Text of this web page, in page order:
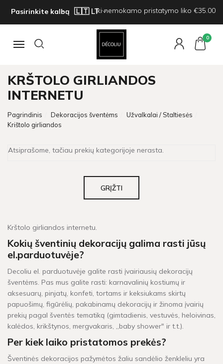
Pasirinkite kalbą Iki nemokamo pristatymo liko €35.00
Navigacija
0
KRŠTOLO GIRLIANDOS
INTERNETU
Pagrindinis Dekoracijos šventėms
Užvalkalai / Staltiesės
Krištolo girliandos
Atsiprašome, tačiau prekių kategorijoje nerasta.
GRĮŽTI
Krštolo girliandos internetu.
Kokių šventinių dekoracijų galima rasti jūsų
el.parduotuvėje?
Decoliu el. parduotuvėje galite rasti įvairiausių dekoracijų
šventėms. Pas mus galite rasti: karnavalinių kostiumų ir
aksesuarų, pinjatų, konfeti, tortams ir keksiukams skirtų
papuošimų, figūrėlių, pakabinamų dekoracijų ir žinoma įvairių
prekių pagal šventės tematiką (gimtadienis, vestuvės, heloivinas,
kalėdos, krikštynos, mergvakaris, „baby shower" ir t.t.).
Per kiek laiko pristatomos prekės?
Šventinės dekoracijos pažymėtos žaliu sandėlio ženkleliu yra